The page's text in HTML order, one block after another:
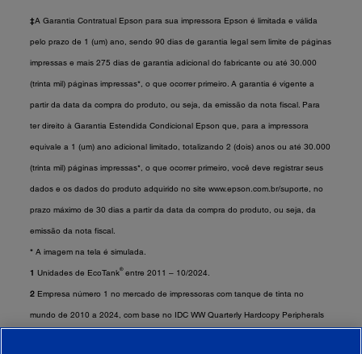
‡A Garantia Contratual Epson para sua impressora Epson é limitada e válida
pelo prazo de 1 (um) ano, sendo 90 dias de garantia legal sem limite de páginas
impressas e mais 275 dias de garantia adicional do fabricante ou até 30.000
(trinta mil) páginas impressas*, o que ocorrer primeiro. A garantia é vigente a
partir da data da compra do produto, ou seja, da emissão da nota fiscal. Para
ter direito à Garantia Estendida Condicional Epson que, para a impressora
equivale a 1 (um) ano adicional limitado, totalizando 2 (dois) anos ou até 30.000
(trinta mil) páginas impressas*, o que ocorrer primeiro, você deve registrar seus
dados e os dados do produto adquirido no site www.epson.com.br/suporte, no
prazo máximo de 30 dias a partir da data da compra do produto, ou seja, da
emissão da nota fiscal.
*A imagem na tela é simulada.
1 Unidades de EcoTank®entre 2011 – 10/2024.
2 Empresa número 1 no mercado de impressoras com tanque de tinta no
mundo de 2010 a 2024, com base no IDC WW Quarterly Hardcopy Peripherals